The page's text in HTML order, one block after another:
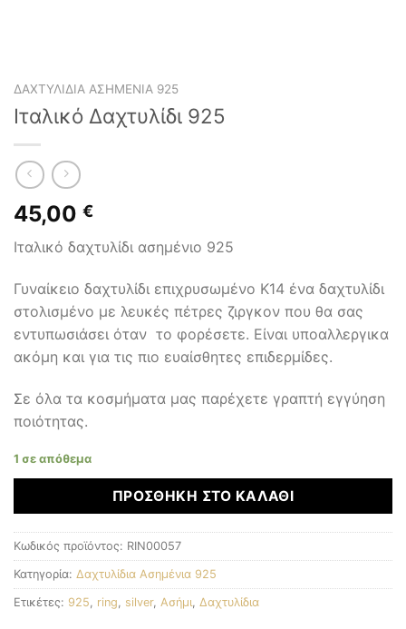
ΔΑΧΤΥΛΊΔΙΑ ΑΣΗΜΈΝΙΑ 925
Ιταλικό Δαχτυλίδι 925
45,00 €
Ιταλικό δαχτυλίδι ασημένιο 925
Γυναίκειο δαχτυλίδι επιχρυσωμένο Κ14 ένα δαχτυλίδι
στολισμένο με λευκές πέτρες ζιργκον που θα σας
εντυπωσιάσει όταν το φορέσετε. Είναι υποαλλεργικα
ακόμη και για τις πιο ευαίσθητες επιδερμίδες.
Σε όλα τα κοσμήματα μας παρέχετε γραπτή εγγύηση
ποιότητας.
1 σε απόθεμα
ΠΡΟΣΘΉΚΗ ΣΤΟ ΚΑΛΆΘΙ
Κωδικός προϊόντος: RIN00057
Κατηγορία: Δαχτυλίδια Ασημένια 925
Ετικέτες: 925, ring, silver, Ασήμι, Δαχτυλίδια